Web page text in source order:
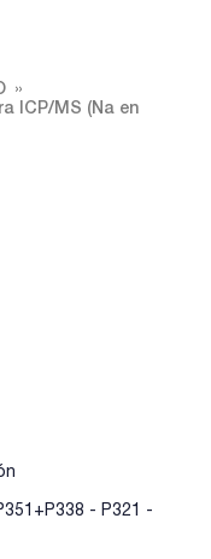
ICP/MS (Na en
- P321 -